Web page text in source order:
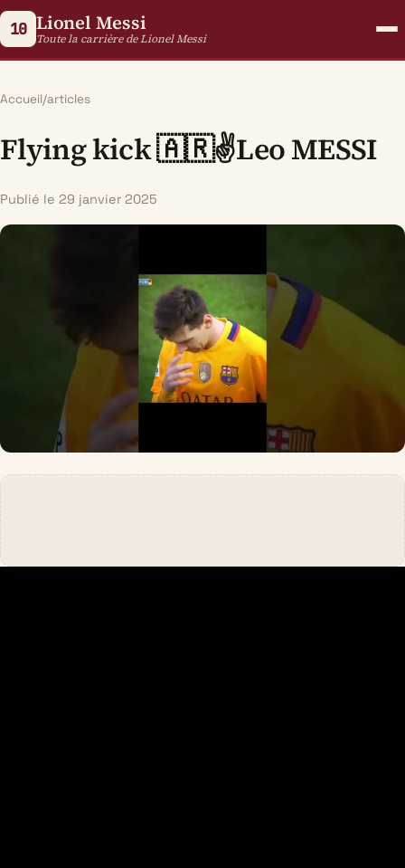
10 Lionel Messi
Toute la carrière de Lionel Messi
Accueil/articles
Flying kick 🇦🇷✌Leo MESSI
Publié le 29 janvier 2025